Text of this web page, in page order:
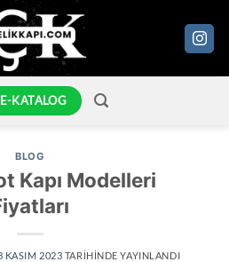
KATALOG
BLOG
Kapı Modelleri
KASIM 2023 TARIHINDE YAYINLANDI